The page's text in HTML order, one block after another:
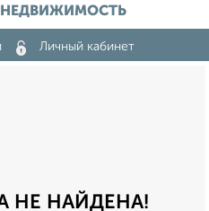
НЕДВИЖИМОСТЬ
Личный кабинет
НЕ НАЙДЕНА!